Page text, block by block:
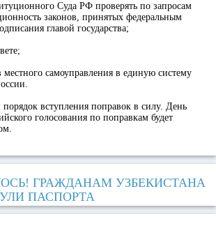
Суда РФ проверять по запросам
законов, принятых федеральным
главой государства;
самоуправления в единую систему
вступления поправок в силу. День
голосования по поправкам будет
ГРАЖДАНАМ УЗБЕКИСТАНА
ПАСПОРТА